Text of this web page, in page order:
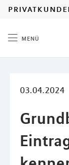
menü
03.04.2024